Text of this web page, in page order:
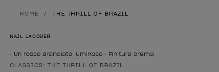
HOME THE THRILL OF BRAZIL
NAIL LACQUER
• Un rosso aranciato luminoso • Finitura crema
Forma del prodotto
CLASSICS: THE THRILL OF BRAZIL